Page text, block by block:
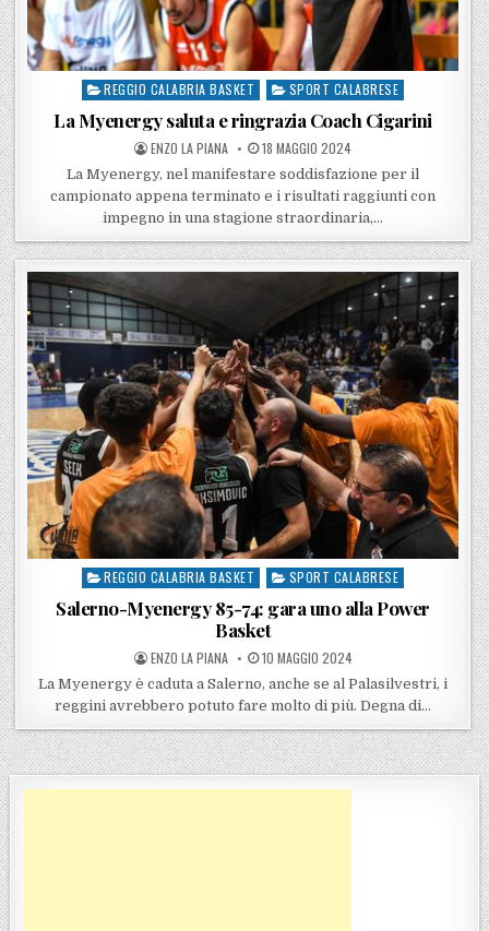
Posted in
REGGIO CALABRIA BASKET SPORT CALABRESE
La Myenergy saluta e ringrazia Coach Cigarini
POSTED BY
ENZO LA PIANA POSTED ON
18 MAGGIO 2024
La Myenergy, nel manifestare soddisfazione per il
campionato appena terminato e i risultati raggiunti con
impegno in una stagione straordinaria,…
Posted in
REGGIO CALABRIA BASKET SPORT CALABRESE
Salerno-Myenergy 85-74: gara uno alla Power
Basket
POSTED BY
ENZO LA PIANA POSTED ON
10 MAGGIO 2024
La Myenergy è caduta a Salerno, anche se al Palasilvestri, i
reggini avrebbero potuto fare molto di più. Degna di…